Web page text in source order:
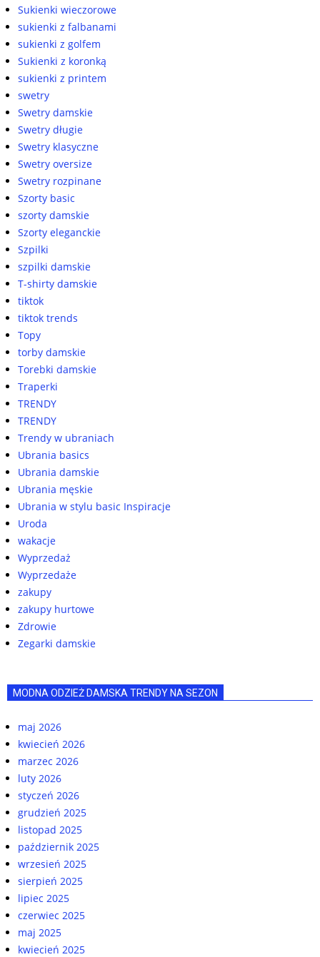
Sukienki wieczorowe
sukienki z falbanami
sukienki z golfem
Sukienki z koronką
sukienki z printem
swetry
Swetry damskie
Swetry długie
Swetry klasyczne
Swetry oversize
Swetry rozpinane
Szorty basic
szorty damskie
Szorty eleganckie
Szpilki
szpilki damskie
T-shirty damskie
tiktok
tiktok trends
Topy
torby damskie
Torebki damskie
Traperki
TRENDY
TRENDY
Trendy w ubraniach
Ubrania basics
Ubrania damskie
Ubrania męskie
Ubrania w stylu basic Inspiracje
Uroda
wakacje
Wyprzedaż
Wyprzedaże
zakupy
zakupy hurtowe
Zdrowie
Zegarki damskie
MODNA ODZIEŻ DAMSKA TRENDY NA SEZON
maj 2026
kwiecień 2026
marzec 2026
luty 2026
styczeń 2026
grudzień 2025
listopad 2025
październik 2025
wrzesień 2025
sierpień 2025
lipiec 2025
czerwiec 2025
maj 2025
kwiecień 2025